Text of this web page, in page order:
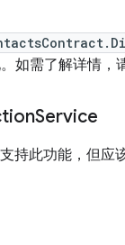
如需了解详情，
Service
持此功能，但应